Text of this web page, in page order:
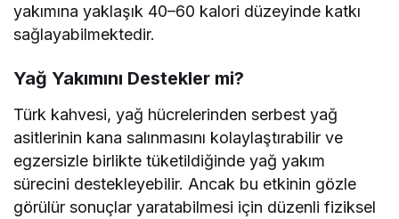
yakımına yaklaşık 40–60 kalori düzeyinde katkı
sağlayabilmektedir.
Yağ Yakımını Destekler mi?
Türk kahvesi, yağ hücrelerinden serbest yağ
asitlerinin kana salınmasını kolaylaştırabilir ve
egzersizle birlikte tüketildiğinde yağ yakım
sürecini destekleyebilir. Ancak bu etkinin gözle
görülür sonuçlar yaratabilmesi için düzenli fiziksel